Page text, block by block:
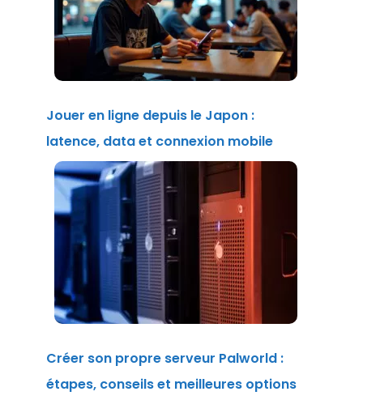
Jouer en ligne depuis le Japon :
latence, data et connexion mobile
Créer son propre serveur Palworld :
étapes, conseils et meilleures options